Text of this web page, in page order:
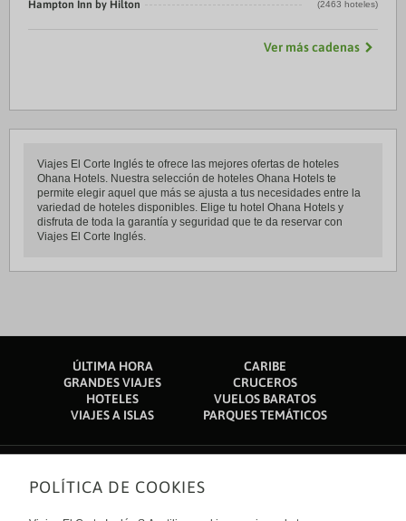
Hampton Inn by Hilton (2463 hoteles)
Ver más cadenas
Viajes El Corte Inglés te ofrece las mejores ofertas de hoteles
Ohana Hotels. Nuestra selección de hoteles Ohana Hotels te
permite elegir aquel que más se ajusta a tus necesidades entre la
variedad de hoteles disponibles. Elige tu hotel Ohana Hotels y
disfruta de toda la garantía y seguridad que te da reservar con
Viajes El Corte Inglés.
ÚLTIMA HORA
CARIBE
GRANDES VIAJES
CRUCEROS
HOTELES
VUELOS BARATOS
VIAJES A ISLAS
PARQUES TEMÁTICOS
Sobre nosotros
POLÍTICA DE COOKIES